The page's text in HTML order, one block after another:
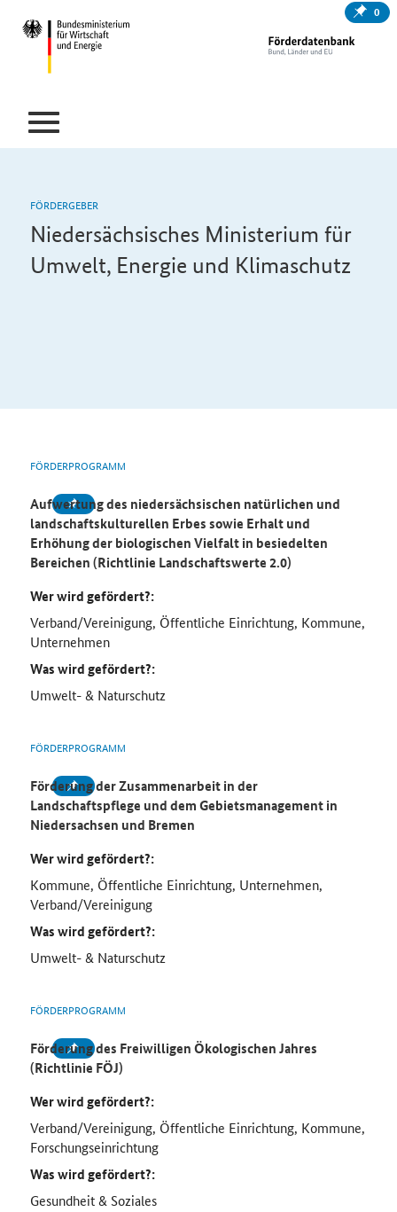
0
FÖRDERGEBER
Niedersächsisches Ministerium für
Umwelt, Energie und Klimaschutz
FÖRDERPROGRAMM
Aufwertung des niedersächsischen natürlichen und
landschaftskulturellen Erbes sowie Erhalt und
Erhöhung der biologischen Vielfalt in besiedelten
Bereichen (Richtlinie Landschaftswerte 2.0)
Wer wird gefördert?:
Verband/Vereinigung, Öffentliche Einrichtung, Kommune,
Unternehmen
Was wird gefördert?:
Umwelt- & Naturschutz
FÖRDERPROGRAMM
Förderung der Zusammenarbeit in der
Landschaftspflege und dem Gebietsmanagement in
Niedersachsen und Bremen
Wer wird gefördert?:
Kommune, Öffentliche Einrichtung, Unternehmen,
Verband/Vereinigung
Was wird gefördert?:
Umwelt- & Naturschutz
FÖRDERPROGRAMM
Förderung des Freiwilligen Ökologischen Jahres
(Richtlinie FÖJ)
Wer wird gefördert?:
Verband/Vereinigung, Öffentliche Einrichtung, Kommune,
Forschungseinrichtung
Was wird gefördert?:
Gesundheit & Soziales